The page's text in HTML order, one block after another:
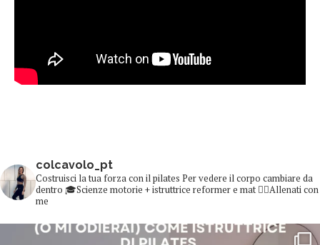
colcavolo_pt
Costruisci la tua forza con il pilates Per vedere il corpo cambiare da
dentro 🎓Scienze motorie + istruttrice reformer e mat 👇🏻Allenati con
me